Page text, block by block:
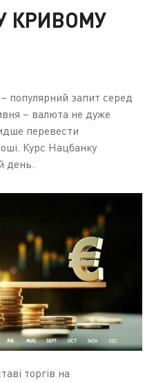
КРИВОМУ
популярний запит серед
– валюта не дуже
перевести
Курс Нацбанку
день.
торгів на